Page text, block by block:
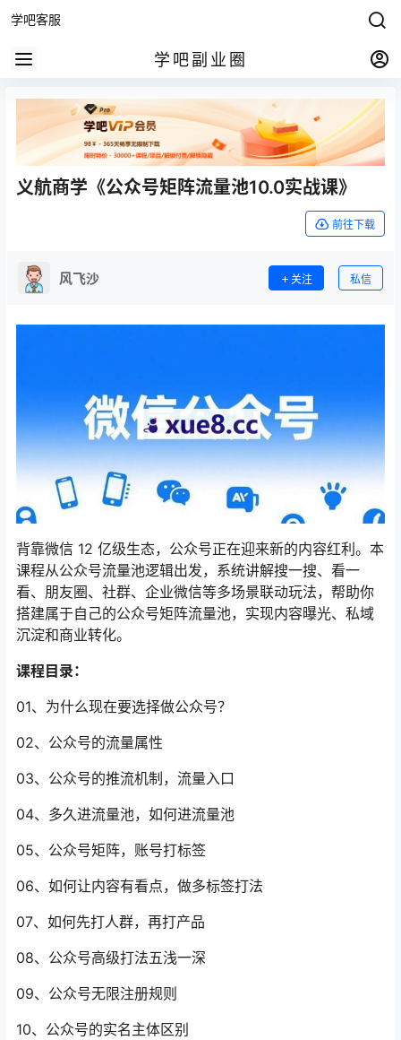
学吧客服
学吧副业圈
义航商学《公众号矩阵流量池10.0实战课》
前往下载
风飞沙 关注 私信
背靠微信 12 亿级生态，公众号正在迎来新的内容红利。本
课程从公众号流量池逻辑出发，系统讲解搜一搜、看一
看、朋友圈、社群、企业微信等多场景联动玩法，帮助你
搭建属于自己的公众号矩阵流量池，实现内容曝光、私域
沉淀和商业转化。
课程目录：
01、为什么现在要选择做公众号？
02、公众号的流量属性
03、公众号的推流机制，流量入口
04、多久进流量池，如何进流量池
05、公众号矩阵，账号打标签
06、如何让内容有看点，做多标签打法
07、如何先打人群，再打产品
08、公众号高级打法五浅一深
09、公众号无限注册规则
10、公众号的实名主体区别